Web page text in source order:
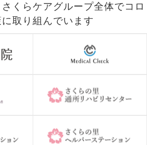
くらケアグループ全体でコロ
取り組んでいます